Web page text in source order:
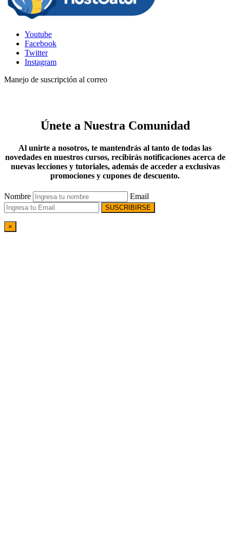
Youtube
Facebook
Twitter
Instagram
Manejo de suscripción al correo
Únete a Nuestra Comunidad
Al unirte a nosotros, te mantendrás al tanto de todas las
novedades en nuestros cursos, recibirás notificaciones acerca de
nuevas lecciones y tutoriales, además de acceder a exclusivas
promociones y cupones de descuento.
Nombre Email
SUSCRIBIRSE
×